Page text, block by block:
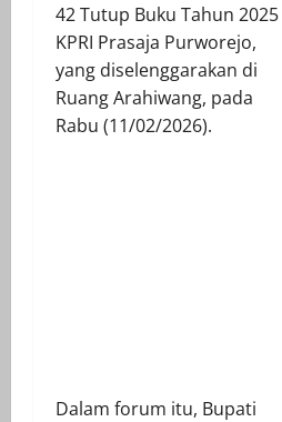
42 Tutup Buku Tahun 2025
KPRI Prasaja Purworejo,
yang diselenggarakan di
Ruang Arahiwang, pada
Rabu (11/02/2026).
Dalam forum itu, Bupati